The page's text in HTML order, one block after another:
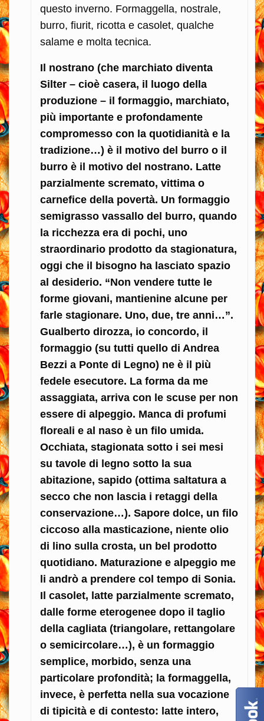
questo inverno. Formaggella, nostrale,
burro, fiurit, ricotta e casolet, qualche
salame e molta tecnica.
Il nostrano (che marchiato diventa
Silter – cioè casera, il luogo della
produzione – il formaggio, marchiato,
più importante e profondamente
compromesso con la quotidianità e la
tradizione…) è il motivo del burro o il
burro è il motivo del nostrano. Latte
parzialmente scremato, vittima o
carnefice della povertà. Un formaggio
semigrasso vassallo del burro, quando
la ricchezza era di pochi, uno
straordinario prodotto da stagionatura,
oggi che il bisogno ha lasciato spazio
al desiderio. “Non vendere tutte le
forme giovani, mantienine alcune per
farle stagionare. Uno, due, tre anni…”.
Gualberto dirozza, io concordo, il
formaggio (su tutti quello di Andrea
Bezzi a Ponte di Legno) ne è il più
fedele esecutore. La forma da me
assaggiata, arriva con le scuse per non
essere di alpeggio. Manca di profumi
floreali e al naso è un filo umida.
Occhiata, stagionata sotto i sei mesi
su tavole di legno sotto la sua
abitazione, sapido (ottima saltatura a
secco che non lascia i retaggi della
conservazione…). Sapore dolce, un filo
ciccoso alla masticazione, niente olio
di lino sulla crosta, un bel prodotto
quotidiano. Maturazione e alpeggio me
li andrò a prendere col tempo di Sonia.
Il casolet, latte parzialmente scremato,
dalle forme eterogenee dopo il taglio
della cagliata (triangolare, rettangolare
o semicircolare…), è un formaggio
semplice, morbido, senza una
particolare profondità; la formaggella,
invece, è perfetta nella sua vocazione
di tipicità e di contesto: latte intero,